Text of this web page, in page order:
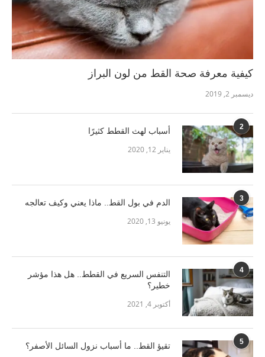
كيفية معرفة صحة القط من لون البراز
ديسمبر 2, 2019
2 أسباب لهث القطط كثيرًا
يناير 12, 2020
3 الدم في بول القط.. ماذا يعني وكيف تعالجه
يونيو 13, 2020
4
التنفس السريع في القطط.. هل هذا مؤشر
خطير؟
أكتوبر 4, 2021
5 تقيؤ القط.. ما أسباب نزول السائل الأصفر؟